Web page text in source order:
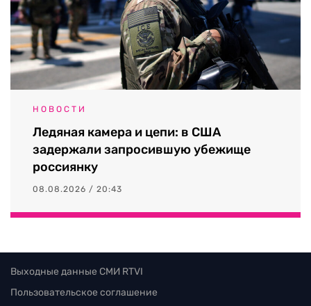
НОВОСТИ
Ледяная камера и цепи: в США
задержали запросившую убежище
россиянку
08.08.2026 / 20:43
Выходные данные СМИ RTVI
Пользовательское соглашение